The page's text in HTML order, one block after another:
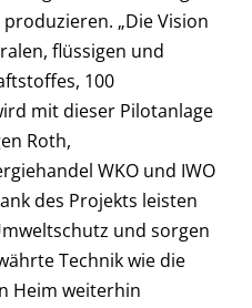
„Die Vision
flüssigen und
100
mit dieser Pilotanlage
Roth,
WKO und IWO
des Projekts leisten
und sorgen
Technik wie die
Heim weiterhin